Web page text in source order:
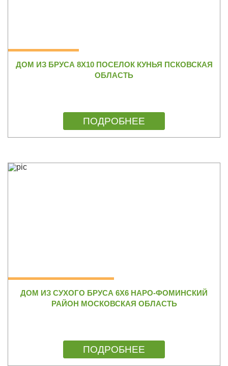
ДОМ ИЗ БРУСА 8Х10 ПОСЕЛОК КУНЬЯ ПСКОВСКАЯ
ОБЛАСТЬ
ПОДРОБНЕЕ
ДОМ ИЗ СУХОГО БРУСА 6Х6 НАРО-ФОМИНСКИЙ
РАЙОН МОСКОВСКАЯ ОБЛАСТЬ
ПОДРОБНЕЕ